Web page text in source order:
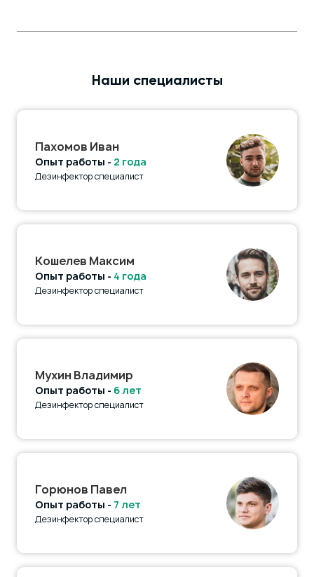
Наши специалисты
Пахомов Иван
Опыт работы - 2 года
Дезинфектор специалист
Кошелев Максим
Опыт работы - 4 года
Дезинфектор специалист
Мухин Владимир
Опыт работы - 6 лет
Дезинфектор специалист
Горюнов Павел
Опыт работы - 7 лет
Дезинфектор специалист